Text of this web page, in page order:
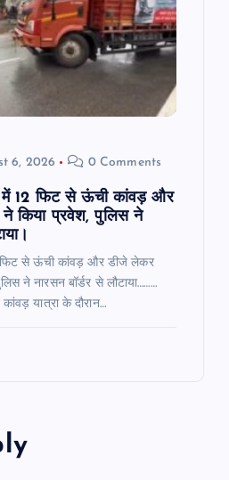
6, 2026 0 Comments
में 12 फिट से ऊंची कांवड़ और
किया प्रवेश, पुलिस ने
फिट से ऊंची कांवड़ और डीजे लेकर
ने नारसन बॉर्डर से लौटाया………
कांवड़ यात्रा के दौरान…